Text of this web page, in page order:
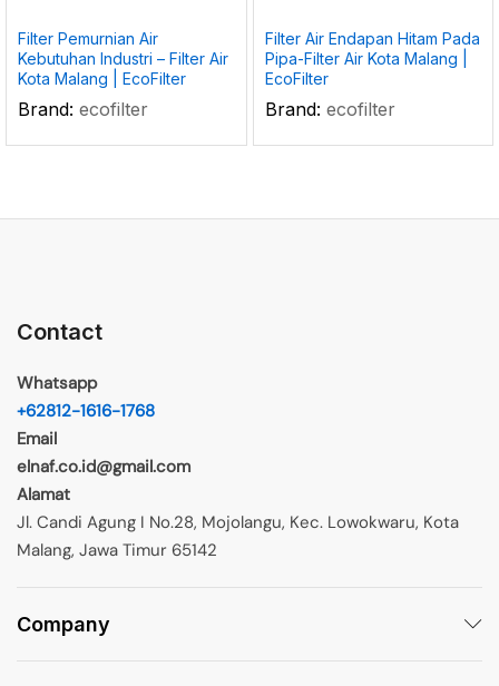
Filter Pemurnian Air
Kebutuhan Industri – Filter Air
Kota Malang | EcoFilter
Brand: ecofilter
Filter Air Endapan Hitam Pada
Pipa-Filter Air Kota Malang |
EcoFilter
Brand: ecofilter
Contact
Whatsapp
+62812-1616-1768
Email
elnaf.co.id@gmail.com
Alamat
Jl. Candi Agung I No.28, Mojolangu, Kec. Lowokwaru, Kota
Malang, Jawa Timur 65142
Company